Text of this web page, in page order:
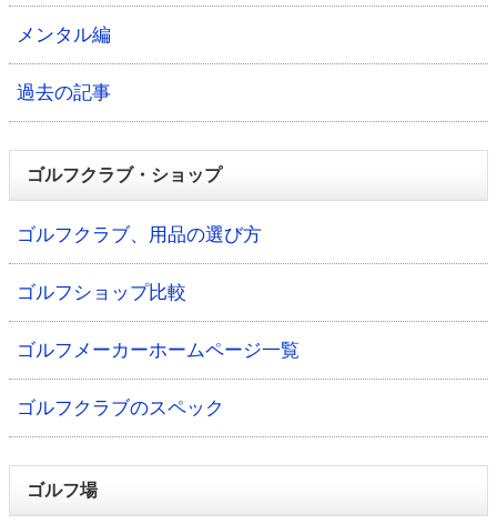
メンタル編
過去の記事
ゴルフクラブ・ショップ
ゴルフクラブ、用品の選び方
ゴルフショップ比較
ゴルフメーカーホームページ一覧
ゴルフクラブのスペック
ゴルフ場